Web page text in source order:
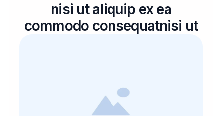
nisi ut aliquip ex ea
commodo consequatnisi ut